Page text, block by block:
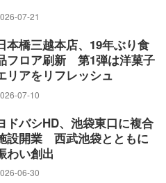
07-21
本橋三越本店、19年ぶり食
フロア刷新 第1弾は洋菓子
リアをリフレッシュ
07-10
ドバシHD、池袋東口に複合
設開業 西武池袋とともに
わい創出
06-30